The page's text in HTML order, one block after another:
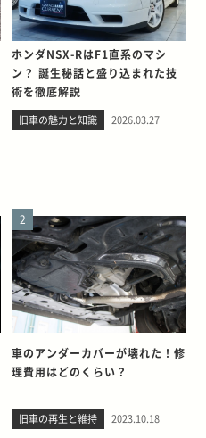
ホンダNSX-RはF1直系のマシ
ン？ 誕生秘話と盛り込まれた技
術を徹底解説
旧車の魅力と知識 2026.03.27
2
車のアンダーカバーが壊れた！修
理費用はどのくらい？
旧車の再生と維持 2023.10.18